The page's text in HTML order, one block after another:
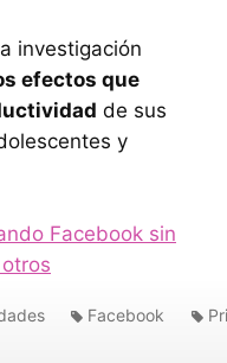
investigación
efectos que
de sus
y
Facebook sin
Facebook